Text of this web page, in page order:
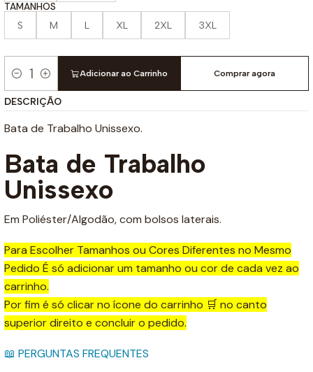
TAMANHOS
S M L XL 2XL 3XL
Quantidade
Adicionar ao Carrinho Comprar agora
DESCRIÇÃO
Bata de Trabalho Unissexo.
Bata de Trabalho
Unissexo
Em Poliéster/Algodão, com bolsos laterais.
Para Escolher Tamanhos ou Cores Diferentes no Mesmo
Pedido É só adicionar um tamanho ou cor de cada vez ao
carrinho.
Por fim é só clicar no ícone do carrinho 🛒 no canto
superior direito e concluir o pedido.
📖 PERGUNTAS FREQUENTES